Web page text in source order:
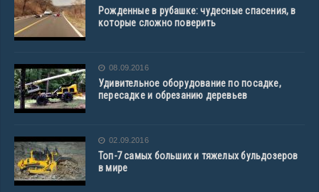
Рожденные в рубашке: чудесные спасения, в
которые сложно поверить
08.09.2016
Удивительное оборудование по посадке,
пересадке и обрезанию деревьев
02.09.2016
Топ-7 самых больших и тяжелых бульдозеров
в мире